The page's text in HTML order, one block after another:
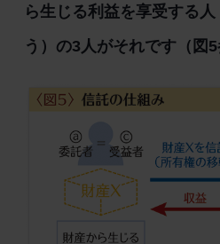
ら生じる利益を享受する
う）の3人がそれです（図5